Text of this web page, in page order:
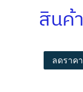
สินค้
ลดราค